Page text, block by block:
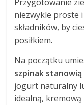
niezwykle proste
składników, by
posiłkiem.
Na początku
szpinak stanowią
jogurt naturalny
idealną, kremową